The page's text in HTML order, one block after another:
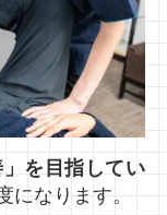
」を目指してい
なります。